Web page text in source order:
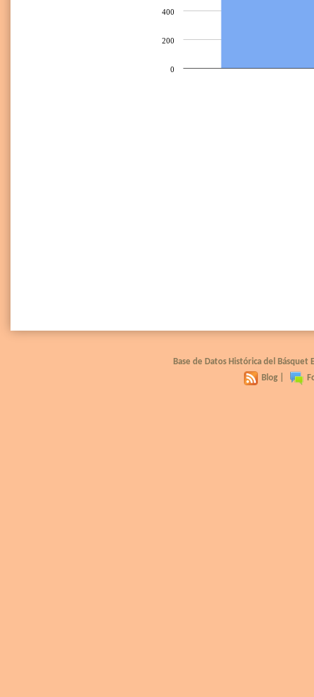
0
200
400
Base de Datos Histórica del
Blog|